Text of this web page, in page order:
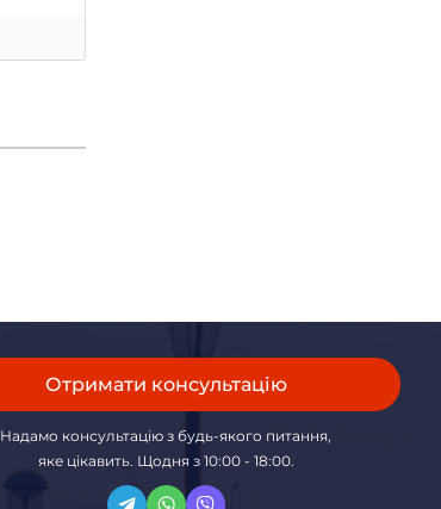
Отримати консультацію
Надамо консультацію з будь-якого питання,
яке цікавить. Щодня з 10:00 - 18:00.